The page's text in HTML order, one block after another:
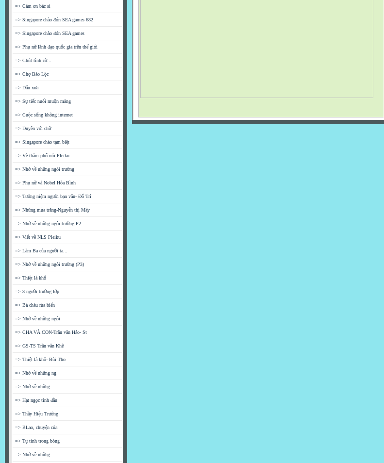
=> Cám ơn bác sỉ
=> Singapore chào đón SEA games 682
=> Singapore chào đón SEA games
=> Phụ nữ lãnh đạo quốc gia trên thế giới
=> Chút tình cờ...
=> Chợ Bảo Lộc
=> Dấu xưa
=> Sự tiếc nuối muộn màng
=> Cuộc sống không internet
=> Duyên với chữ
=> Singapore chào tạm biệt
=> Về thăm phố núi Pleiku
=> Nhớ về những ngôi trường
=> Phụ nữ và Nobel Hòa Bình
=> Tưởng niệm người bạn văn- Đổ Trí
=> Những mùa trăng-Nguyễn thị Mây
=> Nhớ về những ngôi trường P2
=> Viết về NLS Pleiku
=> Làm Ba của người ta...
=> Nhớ về những ngôi trường (P3)
=> Thiệt là khổ
=> 3 người trưởng lớp
=> Bà cháu rùa biển
=> Nhớ về những ngôi
=> CHA VÀ CON-Trần văn Hảo- St
=> GS-TS Trần văn Khê
=> Thiệt là khổ- Bùi Tho
=> Nhớ về những ng
=> Nhớ về những..
=> Hạt ngọc tình đầu
=> Thầy Hiệu Trưởng
=> BLao, chuyện của
=> Tự tình trong bóng
=> Nhớ về những